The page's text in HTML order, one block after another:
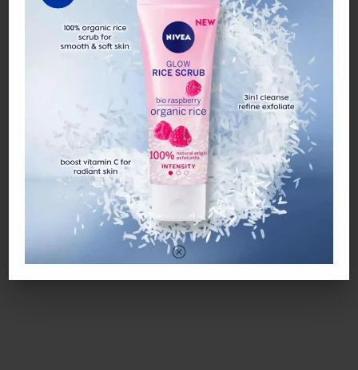
Maulana Azad National Urdu University, Urdu, India. Shah Rukh
Khan dianggap berjasa dalam mempromosikan bahasa dan
budaya Urdu secara global.
Wah, hebat. Ini yang dikatakan maki tua makin menjadi!
Apa Kata Anda? Dah Baca, Jangan Lupa Komen Dan Share Ya.
Terima Kasih!! DTK